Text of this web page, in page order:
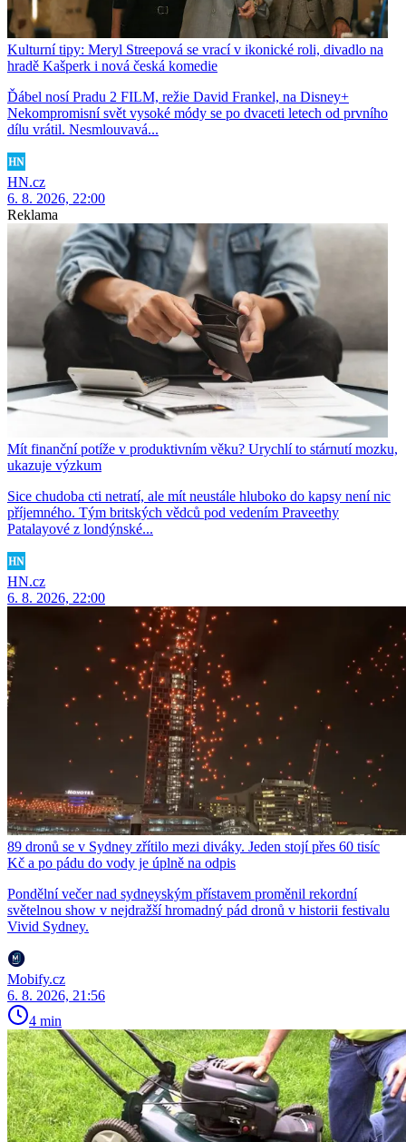
Kulturní tipy: Meryl Streepová se vrací v ikonické roli, divadlo na
hradě Kašperk i nová česká komedie
Ďábel nosí Pradu 2 FILM, režie David Frankel, na Disney+
Nekompromisní svět vysoké módy se po dvaceti letech od prvního
dílu vrátil. Nesmlouvavá...
HN.cz
6. 8. 2026, 22:00
Reklama
Mít finanční potíže v produktivním věku? Urychlí to stárnutí mozku,
ukazuje výzkum
Sice chudoba cti netratí, ale mít neustále hluboko do kapsy není nic
příjemného. Tým britských vědců pod vedením Praveethy
Patalayové z londýnské...
HN.cz
6. 8. 2026, 22:00
89 dronů se v Sydney zřítilo mezi diváky. Jeden stojí přes 60 tisíc
Kč a po pádu do vody je úplně na odpis
Pondělní večer nad sydneyským přístavem proměnil rekordní
světelnou show v nejdražší hromadný pád dronů v historii festivalu
Vivid Sydney.
Mobify.cz
6. 8. 2026, 21:56
4 min